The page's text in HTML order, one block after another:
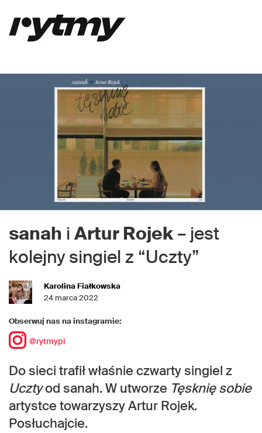
sanah i Artur Rojek– jest
kolejny singiel z “Uczty”
Karolina Fiałkowska
24 marca 2022
Obserwuj nas na instagramie:
@rytmypl
Do sieci trafił właśnie czwarty singiel z
Ucztyod sanah. W utworze Tęsknię sobie
artystce towarzyszy Artur Rojek.
Posłuchajcie.